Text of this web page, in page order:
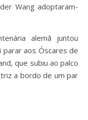
Wang adoptaram-
alemã juntou
aos Óscares de
que subiu ao palco
a bordo de um par